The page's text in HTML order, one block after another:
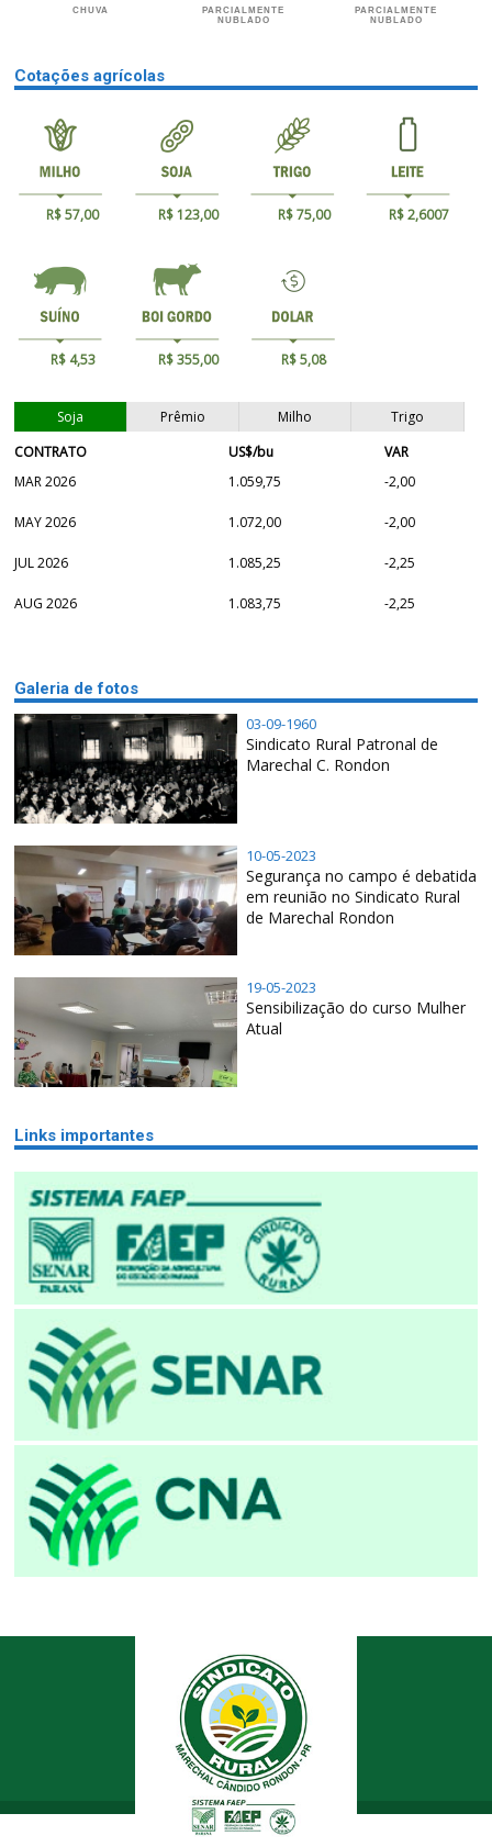
CHUVA
PARCIALMENTE
NUBLADO
PARCIALMENTE
NUBLADO
Cotações agrícolas
R$ 57,00 R$ 123,00 R$ 75,00 R$ 2,6007
R$ 4,53 R$ 355,00 R$ 5,08
Soja Prêmio Milho
Trigo
CONTRATO
US$/bu
VAR
MAR 2026
1.059,75 -2,00
MAY 2026 1.072,00 -2,00
JUL 2026 1.085,25 -2,25
AUG 2026 1.083,75 -2,25
Galeria de fotos
03-09-1960
Sindicato Rural Patronal de
Marechal C. Rondon
10-05-2023
Segurança no campo é debatida
em reunião no Sindicato Rural
de Marechal Rondon
19-05-2023
Sensibilização do curso Mulher
Atual
Links importantes